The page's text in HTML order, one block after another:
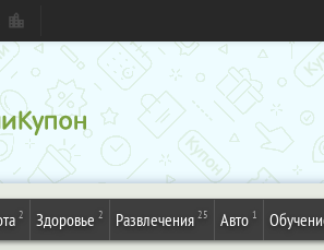
2 Здоровье 2 Развлечения 25 Авто 1